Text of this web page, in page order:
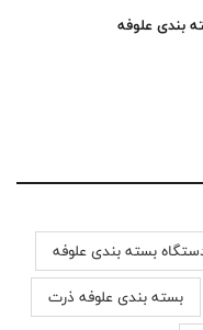
بندی علوفه
بسته بندی علوفه
بسته بندی علوفه ذرت